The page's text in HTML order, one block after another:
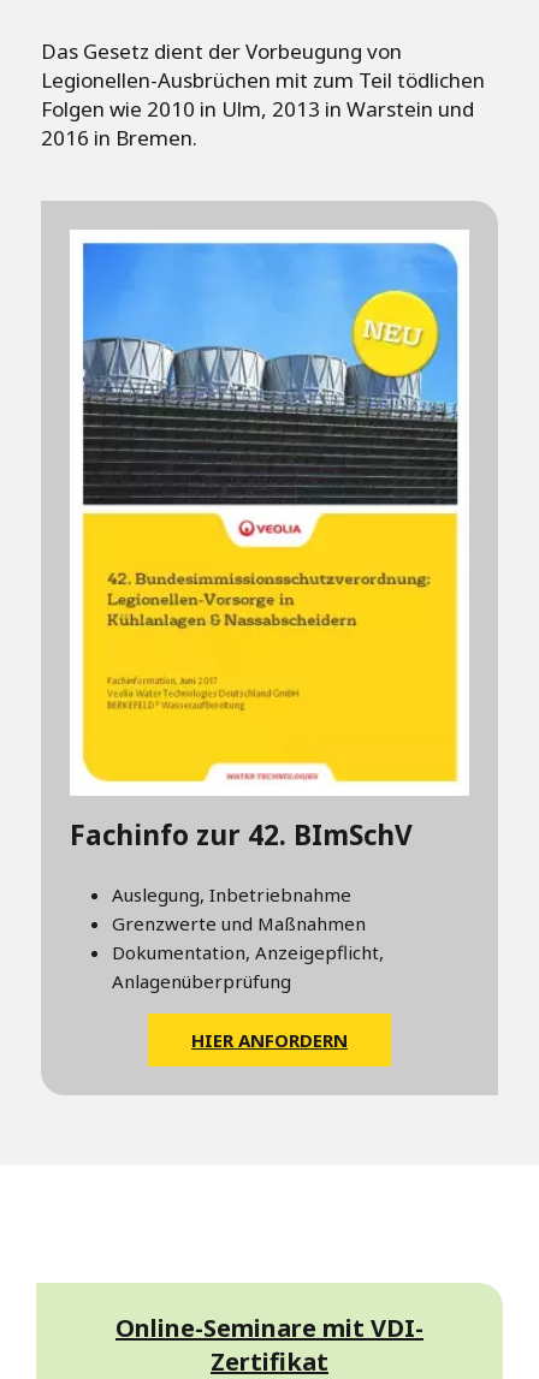
Das Gesetz dient der Vorbeugung von
Legionellen-Ausbrüchen mit zum Teil tödlichen
Folgen wie 2010 in Ulm, 2013 in Warstein und
2016 in Bremen.
Fachinfo zur 42. BImSchV
Auslegung, Inbetriebnahme
Grenzwerte und Maßnahmen
Dokumentation, Anzeigepflicht,
Anlagenüberprüfung
HIER ANFORDERN
Online-Seminare mit VDI-
Zertifikat